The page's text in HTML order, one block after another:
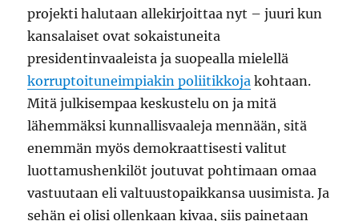
projekti halutaan allekirjoittaa nyt – juuri kun
kansalaiset ovat sokaistuneita
presidentinvaaleista ja suopealla mielellä
korruptoituneimpiakin poliitikkoja kohtaan.
Mitä julkisempaa keskustelu on ja mitä
lähemmäksi kunnallisvaaleja mennään, sitä
enemmän myös demokraattisesti valitut
luottamushenkilöt joutuvat pohtimaan omaa
vastuutaan eli valtuustopaikkansa uusimista. Ja
sehän ei olisi ollenkaan kivaa, siis painetaan